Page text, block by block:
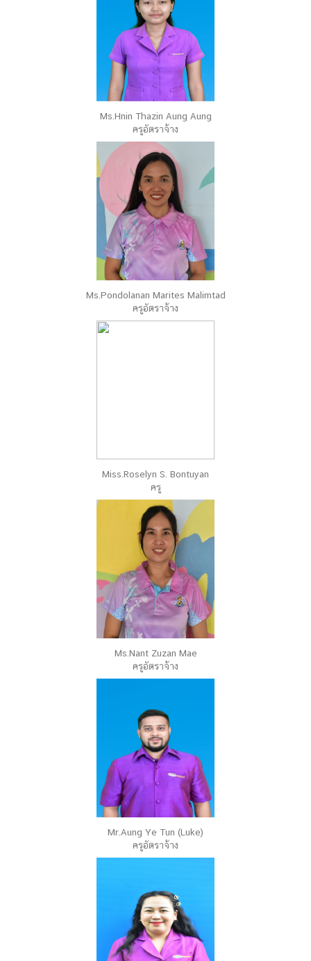
Ms.Hnin Thazin Aung Aung
ครูอัตราจ้าง
Ms.Pondolanan Marites Malimtad
ครูอัตราจ้าง
Miss.Roselyn S. Bontuyan
ครู
Ms.Nant Zuzan Mae
ครูอัตราจ้าง
Mr.Aung Ye Tun (Luke)
ครูอัตราจ้าง